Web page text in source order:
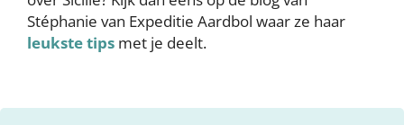
Stéphanie van Expeditie Aardbol waar ze haar
leukste tips met je deelt.